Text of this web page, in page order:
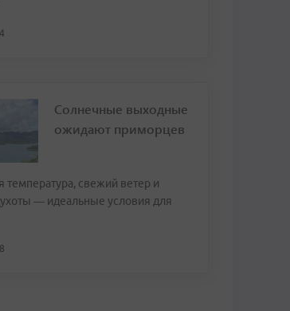
Солнечные выходные
ожидают приморцев
температура, свежий ветер и
— идеальные условия для